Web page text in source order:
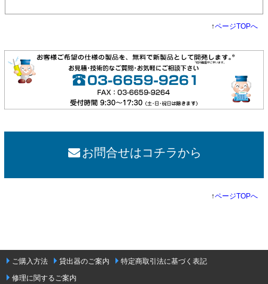
↑ページTOPへ
お問合せはコチラから
↑ページTOPへ
ご購入方法 貸出器のご案内
特定商取引法に基づく表記
修理に関するご案内